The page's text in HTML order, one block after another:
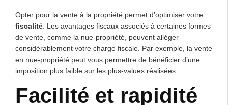
Opter pour la vente à la propriété permet d’optimiser votre
fiscalité . Les avantages fiscaux associés à certaines formes
de vente, comme la nue-propriété, peuvent alléger
considérablement votre charge fiscale. Par exemple, la vente
en nue-propriété peut vous permettre de bénéficier d’une
imposition plus faible sur les plus-values réalisées.
Facilité et rapidité